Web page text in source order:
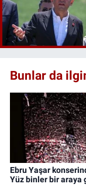
Bunlar da
Ebru Yaşar
Yüz binler bir araya